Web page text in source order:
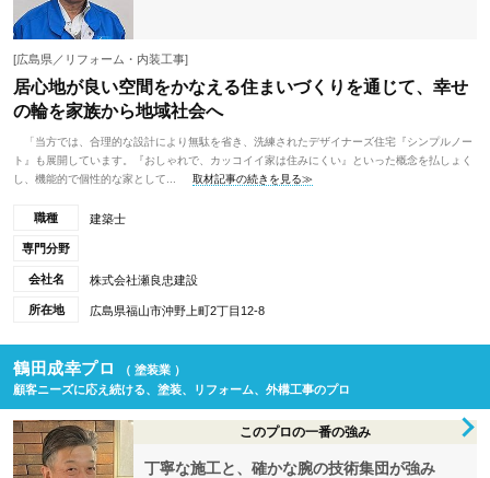
[広島県／リフォーム・内装工事]
居心地が良い空間をかなえる住まいづくりを通じて、幸せ
の輪を家族から地域社会へ
「当方では、合理的な設計により無駄を省き、洗練されたデザイナーズ住宅『シンプルノー
ト』も展開しています。『おしゃれで、カッコイイ家は住みにくい』といった概念を払しょく
し、機能的で個性的な家として...
取材記事の続きを見る≫
職種 建築士
専門分野
会社名 株式会社瀬良忠建設
所在地 広島県福山市沖野上町2丁目12-8
鶴田成幸プロ
（ 塗装業 ）
顧客ニーズに応え続ける、塗装、リフォーム、外構工事のプロ
このプロの一番の強み
丁寧な施工と、確かな腕の技術集団が強み